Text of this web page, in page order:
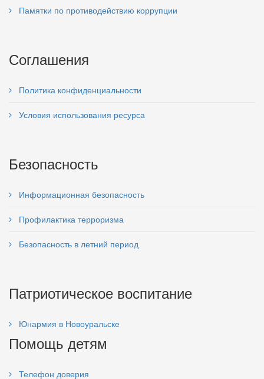
Памятки по противодействию коррупции
Соглашения
Политика конфиденциальности
Условия использования ресурса
Безопасность
Информационная безопасность
Профилактика терроризма
Безопасность в летний период
Патриотическое воспитание
Юнармия в Новоуральске
Помощь детям
Телефон доверия